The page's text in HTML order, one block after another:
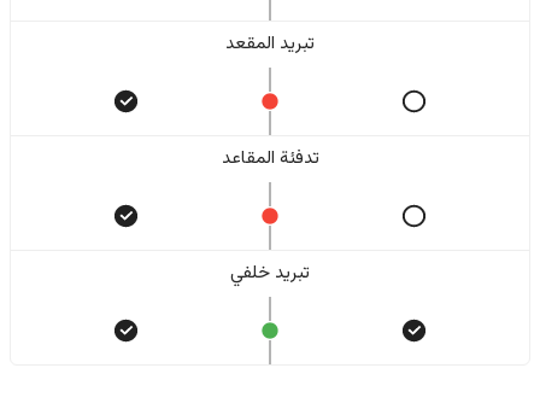
تبريد المقعد
تدفئة المقاعد
تبريد خلفي